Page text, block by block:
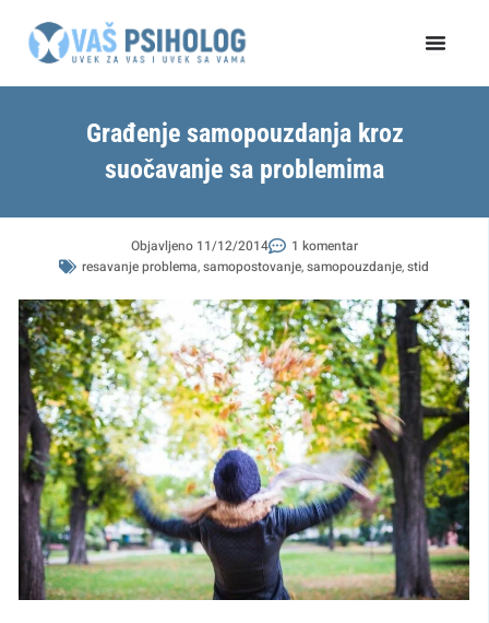
Građenje samopouzdanja kroz
suočavanje sa problemima
Objavljeno 11/12/2014
1 komentar
resavanje problema,samopostovanje,samopouzdanje,stid